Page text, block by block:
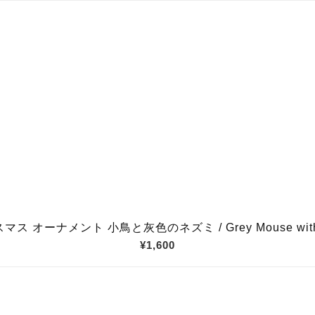
マス オーナメント 小鳥と灰色のネズミ / Grey Mouse
¥1,600